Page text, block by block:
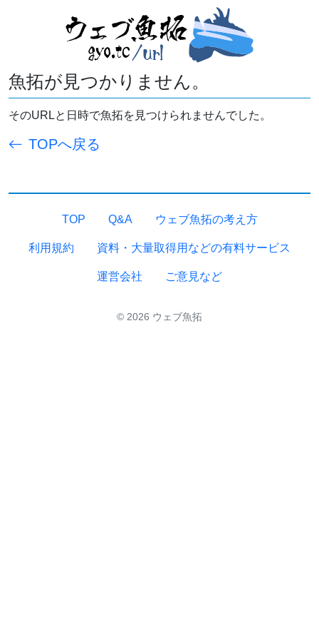
魚拓が見つかりません。
そのURLと日時で魚拓を見つけられませんでした。
TOPへ戻る
TOP Q&A ウェブ魚拓の考え方
利用規約 資料・大量取得用などの有料サービス
運営会社 ご意見など
© 2026 ウェブ魚拓